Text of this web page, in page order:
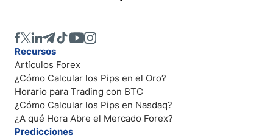
Recursos
Artículos Forex
¿Cómo Calcular los Pips en el Oro?
Horario para Trading con BTC
¿Cómo Calcular los Pips en Nasdaq?
¿A qué Hora Abre el Mercado Forex?
Predicciones